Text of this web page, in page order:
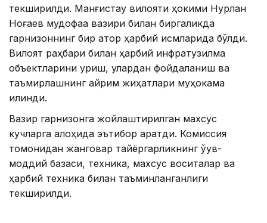
текширилди. Манғистау вилояти ҳокими Нурлан
Ноғаев мудофаа вазири билан биргаликда
гарнизоннинг бир қатор ҳарбий қисмларида бўлди.
Вилоят раҳбари билан ҳарбий инфратузилма
объектларини қуриш, улардан фойдаланиш ва
таъмирлашнинг айрим жиҳатлари муҳокама
қилинди.
Вазир гарнизонга жойлаштирилган махсус
кучларга алоҳида эътибор қаратди. Комиссия
томонидан жанговар тайёргарликнинг ўқув-
моддий базаси, техника, махсус воситалар ва
ҳарбий техника билан таъминланганлиги
текширилди.